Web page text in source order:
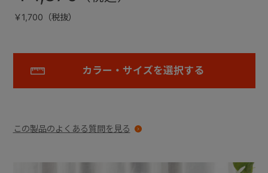
￥1,700（税抜）
カラー・サイズを選択する
この製品のよくある質問を見る